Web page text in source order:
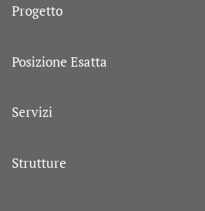
Progetto
Posizione Esatta
Servizi
Strutture